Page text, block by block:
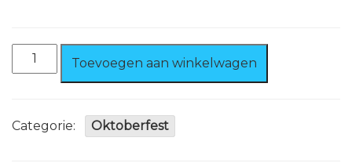
Confetti
Bierfles
aantal
Toevoegen aan winkelwagen
Categorie: Oktoberfest